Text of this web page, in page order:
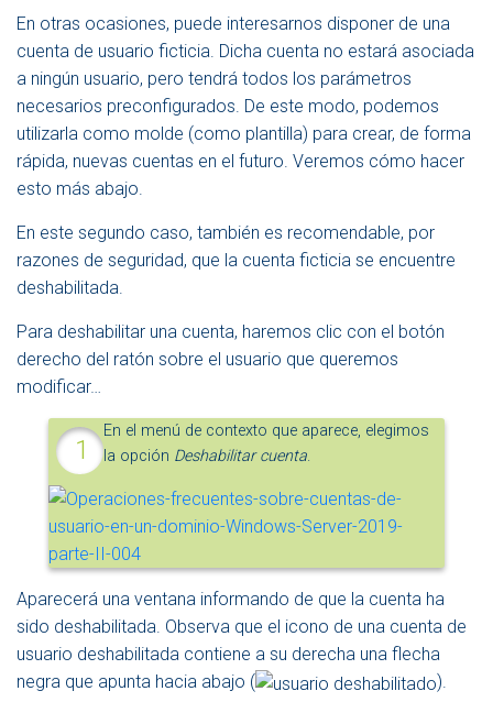
En otras ocasiones, puede interesarnos disponer de una
cuenta de usuario ficticia. Dicha cuenta no estará asociada
a ningún usuario, pero tendrá todos los parámetros
necesarios preconfigurados. De este modo, podemos
utilizarla como molde (como plantilla) para crear, de forma
rápida, nuevas cuentas en el futuro. Veremos cómo hacer
esto más abajo.
En este segundo caso, también es recomendable, por
razones de seguridad, que la cuenta ficticia se encuentre
deshabilitada.
Para deshabilitar una cuenta, haremos clic con el botón
derecho del ratón sobre el usuario que queremos
modificar…
En el menú de contexto que aparece, elegimos
la opción Deshabilitar cuenta.
Aparecerá una ventana informando de que la cuenta ha
sido deshabilitada. Observa que el icono de una cuenta de
usuario deshabilitada contiene a su derecha una flecha
negra que apunta hacia abajo (
).